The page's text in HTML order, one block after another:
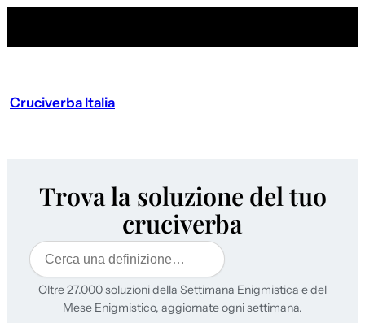
Cruciverba Italia
Trova la soluzione del tuo
cruciverba
Cerca
Oltre 27.000 soluzioni della Settimana Enigmistica e del
Mese Enigmistico, aggiornate ogni settimana.